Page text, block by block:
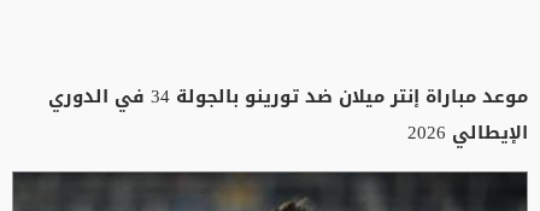
موعد مباراة إنتر ميلان ضد تورينو بالجولة 34 في الدوري
الإيطالي 2026